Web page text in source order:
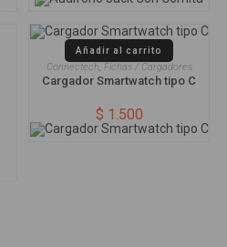
Añadir al carrito
Connectech, Fichas / Cargadores
Cargador Smartwatch tipo C
$ 1.500